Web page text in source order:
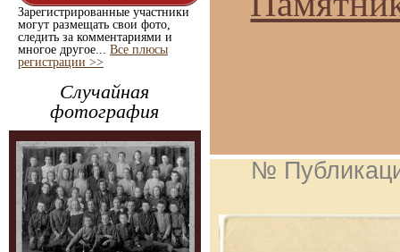
Зарегистрированные участники
могут размещать свои фото,
следить за комментариями и
многое другое... Все плюсы
регистрации >>
Случайная
фотография
№